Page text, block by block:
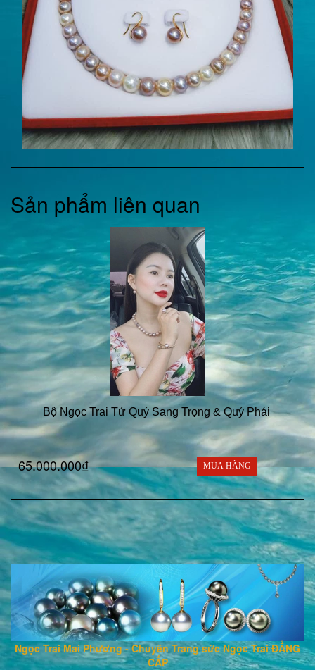
Sản phẩm liên quan
Bộ Ngọc Trai Tứ Quý Sang Trọng & Quý Phái
65.000.000₫ MUA HÀNG
Ngọc Trai Mai Phương - Chuyên Trang sức Ngọc Trai ĐẲNG
CẤP